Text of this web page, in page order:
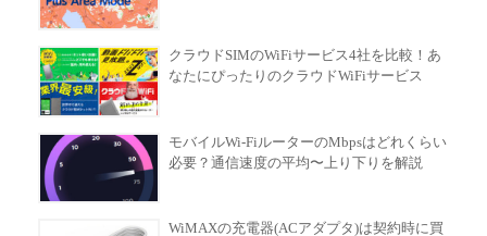
クラウドSIMのWiFiサービス4社を比較！あ
なたにぴったりのクラウドWiFiサービス
モバイルWi-FiルーターのMbpsはどれくらい
必要？通信速度の平均〜上り下りを解説
WiMAXの充電器(ACアダプタ)は契約時に買